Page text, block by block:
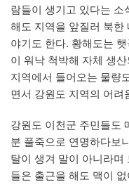
람들이 생기고 있다는
해도 지역을 앞질러 북한
야기도 한다. 황해도는
이 워낙 척박해 자체 생
지역에서 들어오는 물량
면서 강원도 지역의 어려
강원도 이천군 주민들도
분 풀죽으로 연명하다보
탈이 생겨 말이 아니라
들은 출근을 해도 맥이